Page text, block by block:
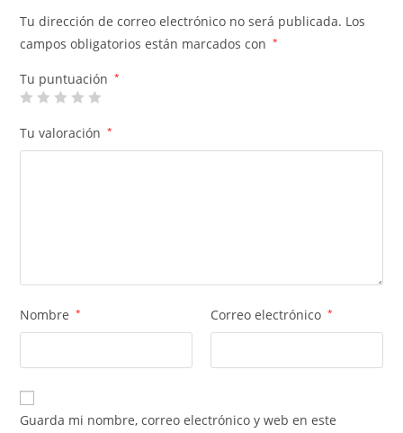
Tu dirección de correo electrónico no será publicada. Los
campos obligatorios están marcados con
*
Tu puntuación *
Tu valoración *
Nombre * Correo electrónico *
Guarda mi nombre, correo electrónico y web en este